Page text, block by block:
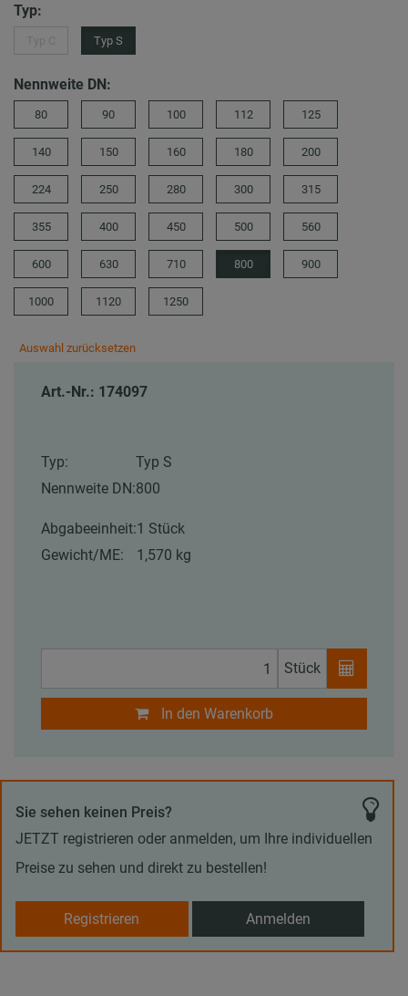
Typ:
Typ S
Nennweite DN:
80 90 100 112 125
140 150 160 180 200
224 250 280 300 315
355 400 450 500 560
600 630 710 800 900
1000 1120 1250
Auswahl zurücksetzen
Art.-Nr.: 174097
Typ:
Typ S
Nennweite DN:800
Abgabeeinheit:1 Stück
Gewicht/ME:
1,570 kg
Stück
In den Warenkorb
Sie sehen keinen Preis?
JETZT registrieren oder anmelden, um Ihre individuellen
Preise zu sehen und direkt zu bestellen!
Registrieren Anmelden